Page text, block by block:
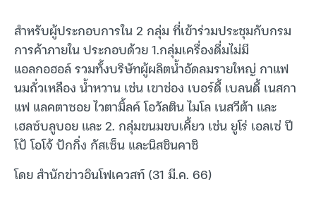
สำหรับผู้ประกอบการใน 2 กลุ่ม ที่เข้าร่วมประชุมกับกรม
การค้าภายใน ประกอบด้วย 1.กลุ่มเครื่องดื่มไม่มี
แอลกอฮอล์ รวมทั้งบริษัทผู้ผลิตน้ำอัดลมรายใหญ่ กาแฟ
นมถั่วเหลือง น้ำหวาน เช่น เขาช่อง เบอร์ดี้ เบลนดี้ เนสกา
แฟ แลคตาซอย ไวตามิ้ลค์ โอวัลติน ไมโล เนสวีต้า และ
เฮลซ์บลูบอย และ 2. กลุ่มขนมขบเคี้ยว เช่น ยูโร่ เอลเซ่ ปี
โป้ โอโจ้ ปักกิ่ง กัสเซ็น และนิสชินคาชิ
โดย สำนักข่าวอินโฟเควสท์ (31 มี.ค. 66)